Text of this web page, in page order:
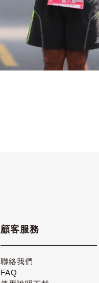
顧客服務
聯絡我們
FAQ